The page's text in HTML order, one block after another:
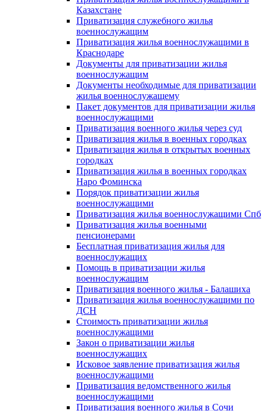
Казахстане
Приватизация служебного жилья
военнослужащим
Приватизация жилья военнослужащими в
Краснодаре
Документы для приватизации жилья
военнослужащим
Документы необходимые для приватизации
жилья военнослужащему
Пакет документов для приватизации жилья
военнослужащими
Приватизация военного жилья через суд
Приватизация жилья в военных городках
Приватизация жилья в открытых военных
городках
Приватизация жилья в военных городках
Наро Фоминска
Порядок приватизации жилья
военнослужащими
Приватизация жилья военнослужащими Спб
Приватизация жилья военными
пенсионерами
Бесплатная приватизация жилья для
военнослужащих
Помощь в приватизации жилья
военнослужащим
Приватизация военного жилья - Балашиха
Приватизация жилья военнослужащими по
ДСН
Стоимость приватизации жилья
военнослужащими
Закон о приватизации жилья
военнослужащих
Исковое заявление приватизация жилья
военнослужащими
Приватизация ведомственного жилья
военнослужащими
Приватизация военного жилья в Сочи